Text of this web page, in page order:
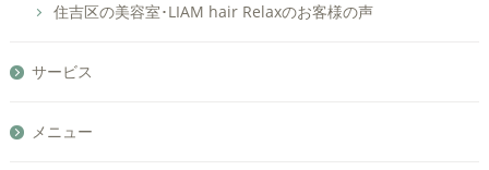
住吉区の美容室･LIAM hair Relaxのお客様の声
サービス
メニュー